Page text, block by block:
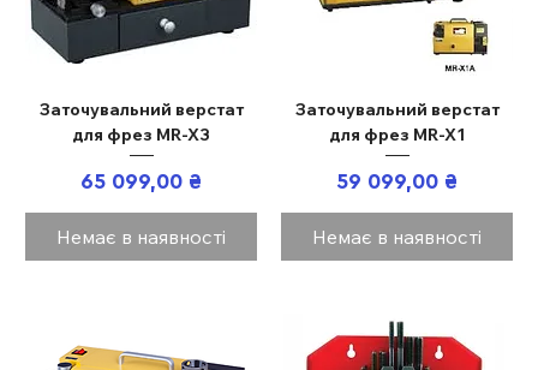
Заточувальний верстат
для фрез MR-X3
Ціна
65 099,00 ₴
Немає в наявності
Заточувальний верстат
для фрез MR-X1
Ціна
59 099,00 ₴
Немає в наявності